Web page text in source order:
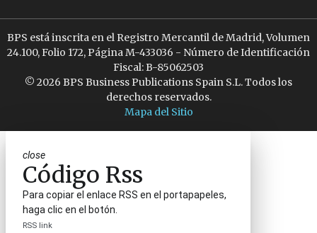
BPS está inscrita en el Registro Mercantil de Madrid, Volumen
24.100, Folio 172, Página M-433036 - Número de Identificación
Fiscal: B-85062503
© 2026 BPS Business Publications Spain S.L. Todos los
derechos reservados.
Mapa del Sitio
close
Código Rss
Para copiar el enlace RSS en el portapapeles,
haga clic en el botón.
RSS link